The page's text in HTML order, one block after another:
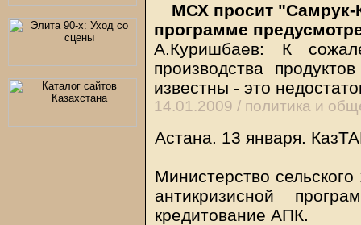
МСХ просит "Самрук-
программе
А.Куришбаев: К
производства
известны - это
14.01.2009 / политика и
Астана. 13 января.
Министерство
антикризисной
кредитование АПК.